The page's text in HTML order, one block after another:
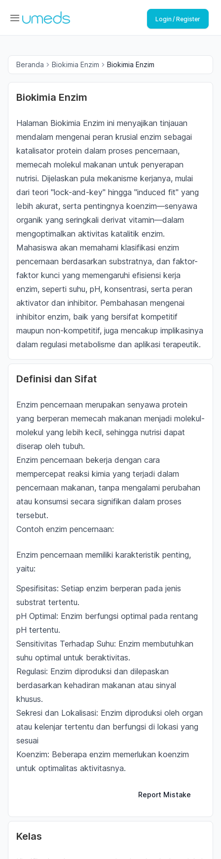
Login / Register
Beranda Biokimia Enzim Biokimia Enzim
Biokimia Enzim
Halaman Biokimia Enzim ini menyajikan tinjauan
mendalam mengenai peran krusial enzim sebagai
katalisator protein dalam proses pencernaan,
memecah molekul makanan untuk penyerapan
nutrisi. Dijelaskan pula mekanisme kerjanya, mulai
dari teori "lock-and-key" hingga "induced fit" yang
lebih akurat, serta pentingnya koenzim—senyawa
organik yang seringkali derivat vitamin—dalam
mengoptimalkan aktivitas katalitik enzim.
Mahasiswa akan memahami klasifikasi enzim
pencernaan berdasarkan substratnya, dan faktor-
faktor kunci yang memengaruhi efisiensi kerja
enzim, seperti suhu, pH, konsentrasi, serta peran
aktivator dan inhibitor. Pembahasan mengenai
inhibitor enzim, baik yang bersifat kompetitif
maupun non-kompetitif, juga mencakup implikasinya
dalam regulasi metabolisme dan aplikasi terapeutik.
Definisi dan Sifat
Enzim pencernaan merupakan senyawa protein
yang berperan memecah makanan menjadi molekul-
molekul yang lebih kecil, sehingga nutrisi dapat
diserap oleh tubuh.
Enzim pencernaan bekerja dengan cara
mempercepat reaksi kimia yang terjadi dalam
pencernaan makanan, tanpa mengalami perubahan
atau konsumsi secara signifikan dalam proses
tersebut.
Contoh enzim pencernaan:
Enzim pencernaan memiliki karakteristik penting,
yaitu:
Spesifisitas: Setiap enzim berperan pada jenis
substrat tertentu.
pH Optimal: Enzim berfungsi optimal pada rentang
pH tertentu.
Sensitivitas Terhadap Suhu: Enzim membutuhkan
suhu optimal untuk beraktivitas.
Regulasi: Enzim diproduksi dan dilepaskan
berdasarkan kehadiran makanan atau sinyal
khusus.
Sekresi dan Lokalisasi: Enzim diproduksi oleh organ
atau kelenjar tertentu dan berfungsi di lokasi yang
sesuai
Koenzim: Beberapa enzim memerlukan koenzim
untuk optimalitas aktivitasnya.
Report Mistake
Kelas